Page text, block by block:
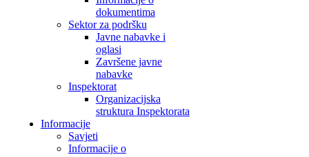
dokumentima
Sektor za podršku
Javne nabavke i
oglasi
Završene javne
nabavke
Inspektorat
Organizacijska
struktura Inspektorata
Informacije
Savjeti
Informacije o